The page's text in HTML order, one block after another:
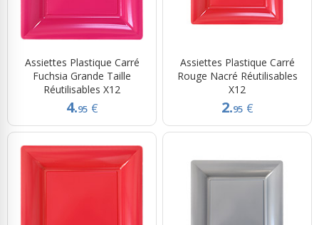
Assiettes Plastique Carré
Fuchsia Grande Taille
Réutilisables X12
4.95 €
Assiettes Plastique Carré
Rouge Nacré Réutilisables
X12
2.95 €